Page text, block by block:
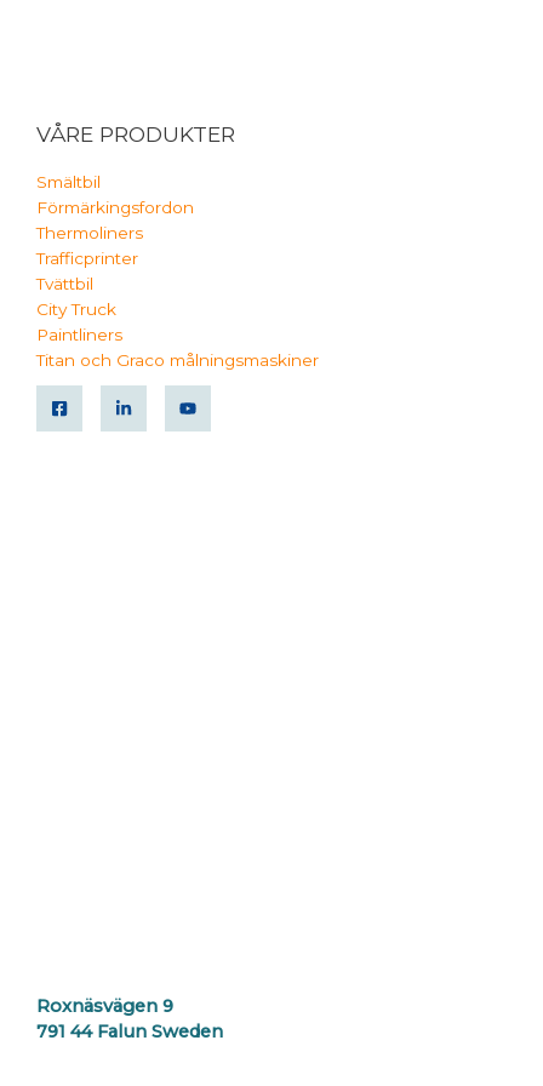
VÅRE PRODUKTER
Smältbil
Förmärkingsfordon
Thermoliners
Trafficprinter
Tvättbil
City Truck
Paintliners
Titan och Graco målningsmaskiner
Roxnäsvägen 9
791 44 Falun Sweden